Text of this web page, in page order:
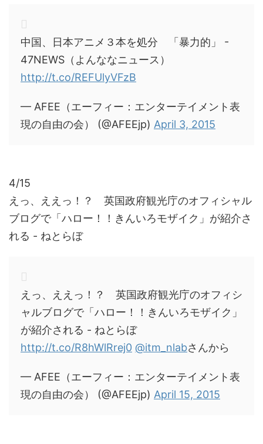
中国、日本アニメ３本を処分 「暴力的」 -
47NEWS（よんななニュース）
http://t.co/REFUlyVFzB
— AFEE（エーフィー：エンターテイメント表
現の自由の会） (@AFEEjp) April 3, 2015
4/15
えっ、ええっ！？ 英国政府観光庁のオフィシャル
ブログで「ハロー！！きんいろモザイク」が紹介さ
れる - ねとらぼ
えっ、ええっ！？ 英国政府観光庁のオフィシ
ャルブログで「ハロー！！きんいろモザイク」
が紹介される - ねとらぼ
http://t.co/R8hWlRrej0 @itm_nlabさんから
— AFEE（エーフィー：エンターテイメント表
現の自由の会） (@AFEEjp) April 15, 2015